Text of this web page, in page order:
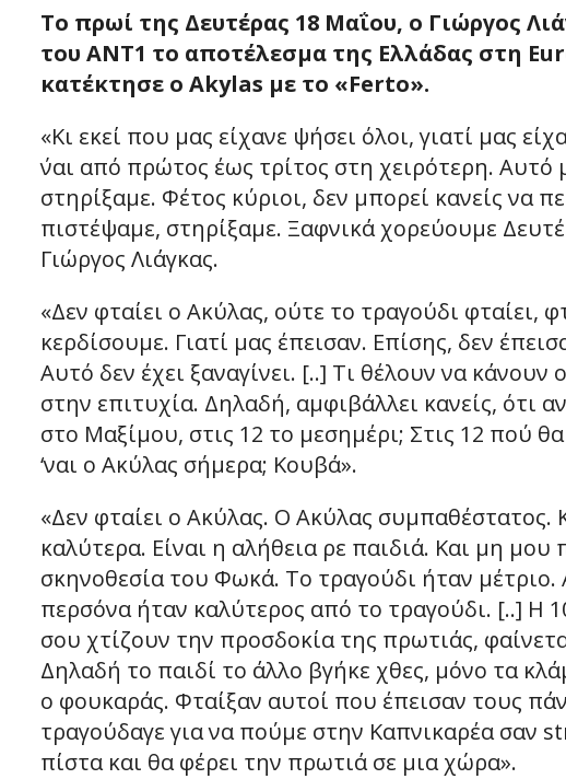
Το πρωί της Δευτέρας 18 Μαΐου, ο Γιώργος
του ANT1 το αποτέλεσμα της Ελλάδας στη
κατέκτησε ο Akylas με το «Ferto».
«Κι εκεί που μας είχανε ψήσει όλοι, γιατί μας
΄ναι από πρώτος έως τρίτος στη χειρότερη.
στηρίξαμε. Φέτος κύριοι, δεν μπορεί κανείς να
πιστέψαμε, στηρίξαμε. Ξαφνικά χορεύουμε
Γιώργος Λιάγκας.
«Δεν φταίει ο Ακύλας, ούτε το τραγούδι φταίει,
κερδίσουμε. Γιατί μας έπεισαν. Επίσης, δεν
Αυτό δεν έχει ξαναγίνει. [..] Τι θέλουν να
στην επιτυχία. Δηλαδή, αμφιβάλλει κανείς, ότι
στο Μαξίμου, στις 12 το μεσημέρι; Στις 12 πού
‘ναι ο Ακύλας σήμερα; Κουβά».
«Δεν φταίει ο Ακύλας. Ο Ακύλας συμπαθέστατος.
καλύτερα. Είναι η αλήθεια ρε παιδιά. Και μη μου
σκηνοθεσία του Φωκά. Το τραγούδι ήταν
περσόνα ήταν καλύτερος από το τραγούδι. [..] Η
σου χτίζουν την προσδοκία της πρωτιάς,
Δηλαδή το παιδί το άλλο βγήκε χθες, μόνο τα
ο φουκαράς. Φταίξαν αυτοί που έπεισαν τους
τραγούδαγε για να πούμε στην Καπνικαρέα σαν
πίστα και θα φέρει την πρωτιά σε μια χώρα».